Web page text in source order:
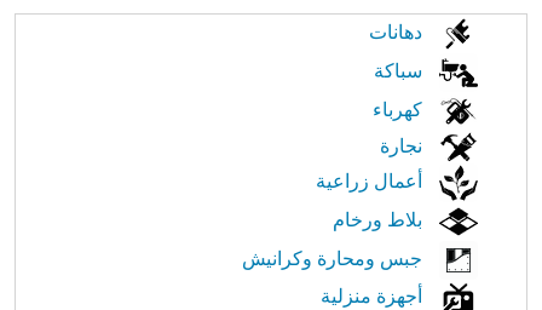
الابحار
النت
دهانات
سباكة
كهرباء
نجارة
أعمال زراعية
بلاط ورخام
جبس ومحارة وكرانيش
أجهزة منزلية